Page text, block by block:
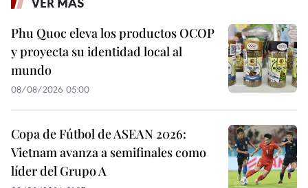
Phu Quoc eleva los productos OCOP
y proyecta su identidad local al
mundo
08/08/2026 05:00
Copa de Fútbol de ASEAN 2026:
Vietnam avanza a semifinales como
líder del Grupo A